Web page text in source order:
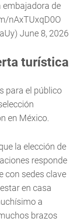
embajadora de
nAxTUxqD0O
June 8, 2026
turística
para el público
en México.
la elección de
responde
con sedes clave
en casa
a
brazos